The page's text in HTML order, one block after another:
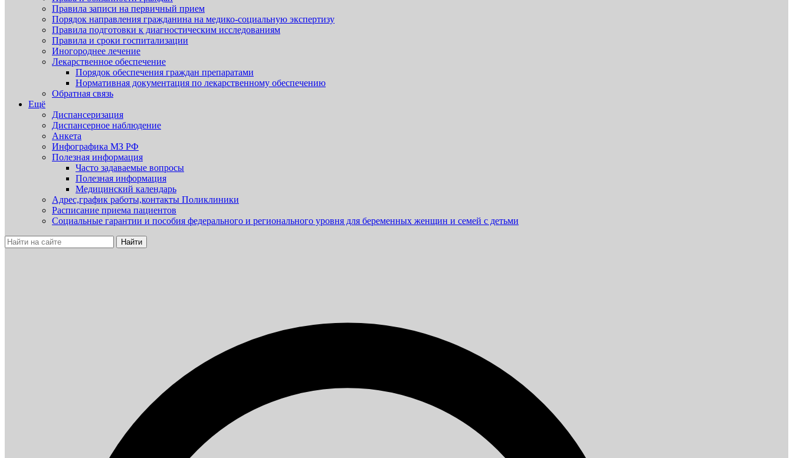
Правила записи на первичный прием
Порядок направления гражданина на медико-социальную экспертизу
Правила подготовки к диагностическим исследованиям
Правила и сроки госпитализации
Иногороднее лечение
Лекарственное обеспечение
Порядок обеспечения граждан препаратами
Нормативная документация по лекарственному обеспечению
Обратная связь
Ещё
Диспансеризация
Диспансерное наблюдение
Анкета
Инфографика МЗ РФ
Полезная информация
Часто задаваемые вопросы
Полезная информация
Медицинский календарь
Адрес,график работы,контакты Поликлиники
Расписание приема пациентов
Социальные гарантии и пособия федерального и регионального уровня для беременных женщин и семей с детьми
Найти